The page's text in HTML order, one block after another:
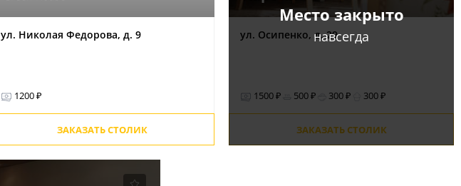
ул. Николая Федорова, д. 9
1200 ₽
ЗАКАЗАТЬ СТОЛИК
Место закрыто
навсегда
ул. Осипенко, д. 29
1500 ₽ 500 ₽ 300 ₽ 300 ₽
ЗАКАЗАТЬ СТОЛИК